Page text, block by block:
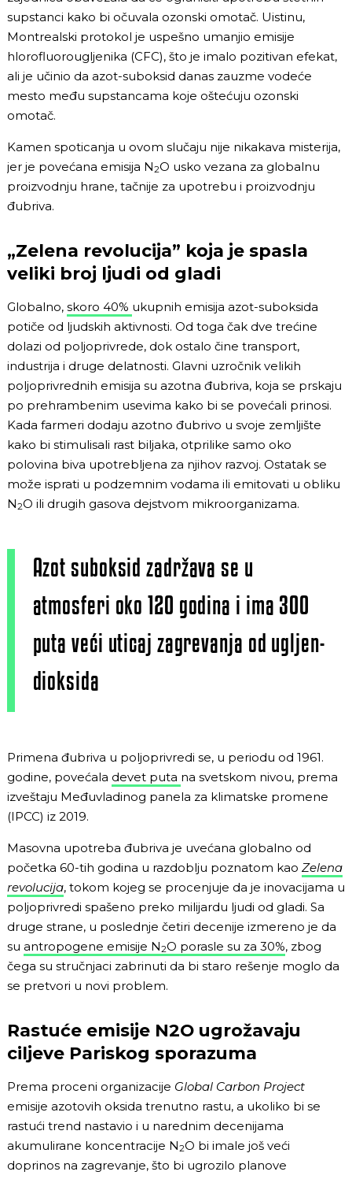
supstanci kako bi očuvala ozonski omotač. Uistinu,
Montrealski protokol je uspešno umanjio emisije
hlorofluorougljenika (CFC), što je imalo pozitivan efekat,
ali je učinio da azot-suboksid danas zauzme vodeće
mesto među supstancama koje oštećuju ozonski
omotač.
Kamen spoticanja u ovom slučaju nije nikakava misterija,
jer je povećana emisija N2O usko vezana za globalnu
proizvodnju hrane, tačnije za upotrebu i proizvodnju
đubriva.
„Zelena revolucija” koja je spasla
veliki broj ljudi od gladi
Globalno, skoro 40% ukupnih emisija azot-suboksida
potiče od ljudskih aktivnosti. Od toga čak dve trećine
dolazi od poljoprivrede, dok ostalo čine transport,
industrija i druge delatnosti. Glavni uzročnik velikih
poljoprivrednih emisija su azotna đubriva, koja se prskaju
po prehrambenim usevima kako bi se povećali prinosi.
Kada farmeri dodaju azotno đubrivo u svoje zemljište
kako bi stimulisali rast biljaka, otprilike samo oko
polovina biva upotrebljena za njihov razvoj. Ostatak se
može isprati u podzemnim vodama ili emitovati u obliku
N2O ili drugih gasova dejstvom mikroorganizama.
Azot suboksid zadržava se u
atmosferi oko 120 godina i ima 300
puta veći uticaj zagrevanja od ugljen-
dioksida
Primena đubriva u poljoprivredi se, u periodu od 1961.
godine, povećala devet puta na svetskom nivou, prema
izveštaju Međuvladinog panela za klimatske promene
(IPCC) iz 2019.
Masovna upotreba đubriva je uvećana globalno od
početka 60-tih godina u razdoblju poznatom kao Zelena
revolucija, tokom kojeg se procenjuje da je inovacijama u
poljoprivredi spašeno preko milijardu ljudi od gladi. Sa
druge strane, u poslednje četiri decenije izmereno je da
su antropogene emisije N2O porasle su za 30%, zbog
čega su stručnjaci zabrinuti da bi staro rešenje moglo da
se pretvori u novi problem.
Rastuće emisije N2O ugrožavaju
ciljeve Pariskog sporazuma
Prema proceni organizacije Global Carbon Project
emisije azotovih oksida trenutno rastu, a ukoliko bi se
rastući trend nastavio i u narednim decenijama
akumulirane koncentracije N2O bi imale još veći
doprinos na zagrevanje, što bi ugrozilo planove